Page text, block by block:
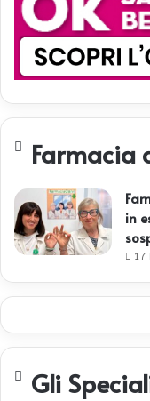
Farmacia
in
17
Gli